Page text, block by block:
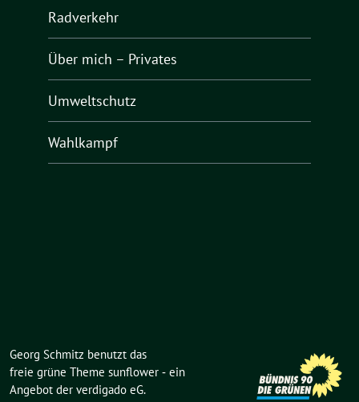
Radverkehr
Über mich – Privates
Umweltschutz
Wahlkampf
Georg Schmitz benutzt das
freie grüne Theme sunflower ‐ ein
Angebot der verdigado eG.